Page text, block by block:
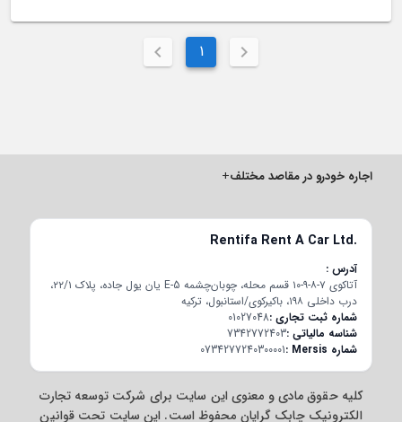
1
اجاره خودرو در مقاصد مختلف+
Rentifa Rent A Car Ltd.
آدرس
آتاکوی ۷-۸-۹-۱۰ قسم محله، چوبان‌چشمه E-5 یان یول جاده، پلاک ۲۲/۱،
درب داخلی ۱۹۸، باکیرکوی/استانبول، ترکیه
شماره ثبت تجاری01027048
شناسه مالیاتی7342772403
شماره Mersis
0734277240300001
کلیه حقوق مادی و معنوی این سایت برای شرکت توسعه تجارت
الکترونیک چابک گرایان محفوظ است. این سایت تحت قوانین